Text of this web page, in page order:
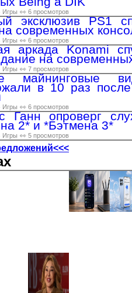
Игры 👀 6 просмотров
эксклюзив PS1
современных
Игры 👀 6 просмотров
аркада Konami
на
Игры 👀 7 просмотров
майнинговые
в 10 раз
Игры 👀 6 просмотров
Ганн опроверг
2* и *Бэтмена 3*
Игры 👀 5 просмотров